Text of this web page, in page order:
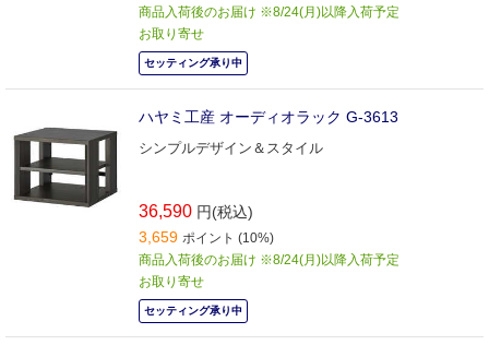
商品入荷後のお届け ※8/24(月)以降入荷予定
お取り寄せ
セッティング承り中
ハヤミ工産 オーディオラック G-3613
シンプルデザイン＆スタイル
36,590 円(税込)
3,659 ポイント (10%)
商品入荷後のお届け ※8/24(月)以降入荷予定
お取り寄せ
セッティング承り中